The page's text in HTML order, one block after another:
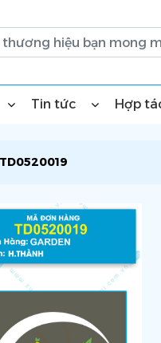
Tin tức Hợp